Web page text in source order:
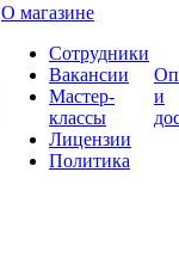
О магазине
Сотрудники
Вакансии
Мастер-
классы
Лицензии
Политика
и